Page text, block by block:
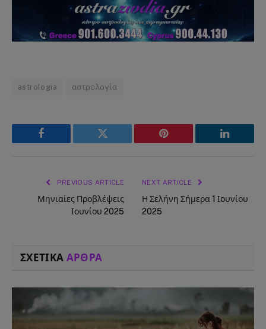
astrologia αστρολογία
Facebook Twitter Pinterest LinkedIn
PREVIOUS ARTICLE
Μηνιαίες Προβλέψεις
Ιουνίου 2025
NEXT ARTICLE
Η Σελήνη Σήμερα 1 Ιουνίου
2025
ΣΧΕΤΙΚΑ ΑΡΘΡΑ